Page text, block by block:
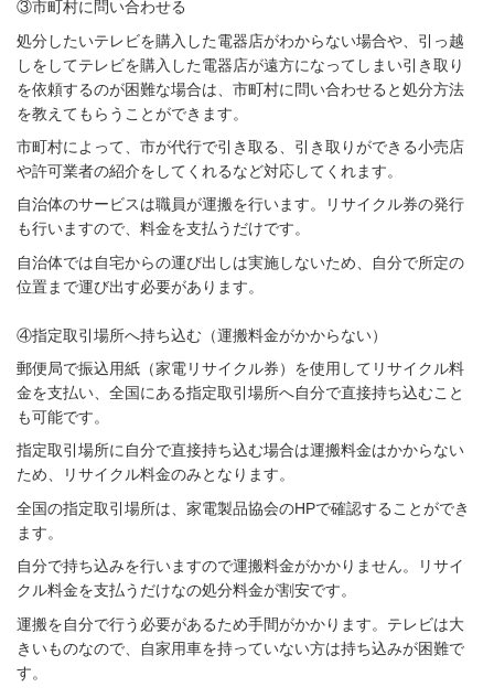
③市町村に問い合わせる
処分したいテレビを購入した電器店がわからない場合や、引っ越
しをしてテレビを購入した電器店が遠方になってしまい引き取り
を依頼するのが困難な場合は、市町村に問い合わせると処分方法
を教えてもらうことができます。
市町村によって、市が代行で引き取る、引き取りができる小売店
や許可業者の紹介をしてくれるなど対応してくれます。
自治体のサービスは職員が運搬を行います。リサイクル券の発行
も行いますので、料金を支払うだけです。
自治体では自宅からの運び出しは実施しないため、自分で所定の
位置まで運び出す必要があります。
④指定取引場所へ持ち込む（運搬料金がかからない）
郵便局で振込用紙（家電リサイクル券）を使用してリサイクル料
金を支払い、全国にある指定取引場所へ自分で直接持ち込むこと
も可能です。
指定取引場所に自分で直接持ち込む場合は運搬料金はかからない
ため、リサイクル料金のみとなります。
全国の指定取引場所は、家電製品協会のHPで確認することができ
ます。
自分で持ち込みを行いますので運搬料金がかかりません。リサイ
クル料金を支払うだけなの処分料金が割安です。
運搬を自分で行う必要があるため手間がかかります。テレビは大
きいものなので、自家用車を持っていない方は持ち込みが困難で
す。